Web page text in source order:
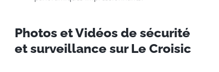
Photos et Vidéos de sécurité
et surveillance sur Le Croisic